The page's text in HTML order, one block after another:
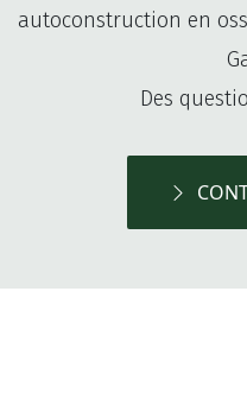
autoconstruction en
Des